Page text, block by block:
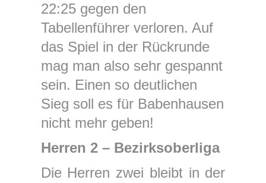
22:25 gegen den
Tabellenführer verloren. Auf
das Spiel in der Rückrunde
mag man also sehr gespannt
sein. Einen so deutlichen
Sieg soll es für Babenhausen
nicht mehr geben!
Herren 2 – Bezirksoberliga
Die Herren zwei bleibt in der